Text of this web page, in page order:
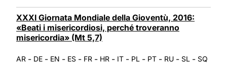
XXXI Giornata Mondiale della Gioventù, 2016:
«Beati i misericordiosi, perché troveranno
misericordia» (Mt 5,7)
AR - DE - EN - ES - FR - HR - IT - PL - PT - RU - SL - SQ